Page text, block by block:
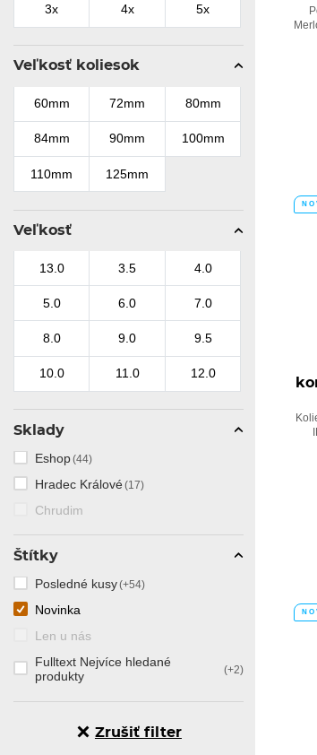
46.5 47 47.5
48 48.5 49
3x 4x 5x
Veľkosť koliesok
60mm 72mm 80mm
84mm 90mm 100mm
110mm 125mm
Veľkosť
13.0 3.5 4.0
5.0 6.0 7.0
8.0 9.0 9.5
10.0 11.0 12.0
Sklady
Eshop(44)
Hradec Králové(17)
Chrudim
Štítky
Posledné kusy(+54)
Novinka
Len u nás
Fulltext Nejvíce hledané
produkty
(+2)
Zrušiť filter